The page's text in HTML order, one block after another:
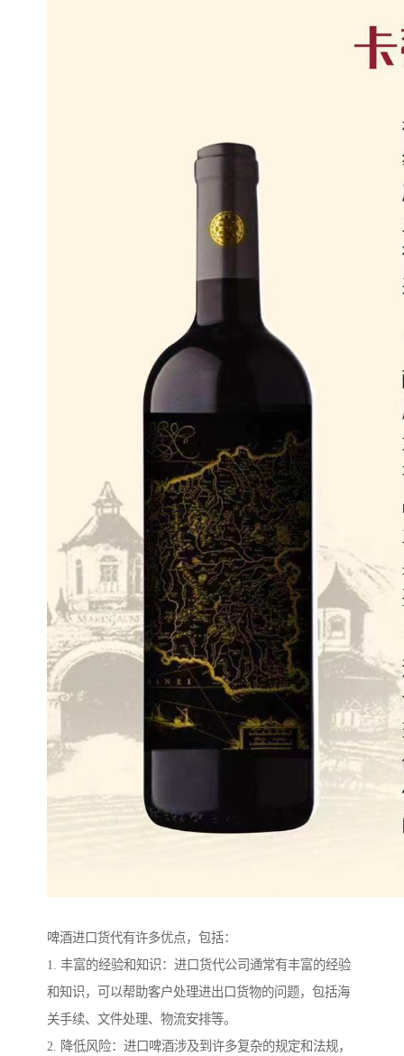
啤酒进口货代有许多优点，包括：
1. 丰富的经验和知识：进口货代公司通常有丰富的经验
和知识，可以帮助客户处理进出口货物的问题，包括海
关手续、文件处理、物流安排等。
2. 降低风险：进口啤酒涉及到许多复杂的规定和法规，